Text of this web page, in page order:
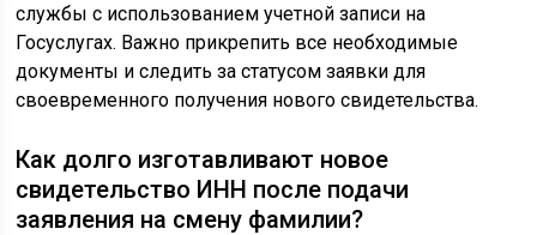
службы с использованием учетной записи на
Госуслугах. Важно прикрепить все необходимые
документы и следить за статусом заявки для
своевременного получения нового свидетельства.
Как долго изготавливают новое
свидетельство ИНН после подачи
заявления на смену фамилии?